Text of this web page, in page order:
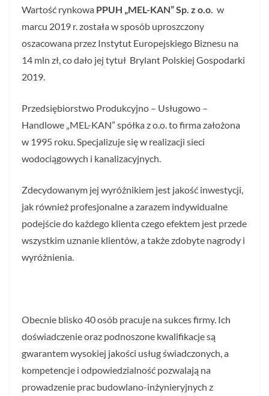
Wartość rynkowa PPUH „MEL-KAN” Sp. z o.o. w
marcu 2019 r. została w sposób uproszczony
oszacowana przez Instytut Europejskiego Biznesu na
14 mln zł, co dało jej tytuł Brylant Polskiej Gospodarki
2019.
Przedsiębiorstwo Produkcyjno – Usługowo –
Handlowe „MEL-KAN” spółka z o.o. to firma założona
w 1995 roku. Specjalizuje się w realizacji sieci
wodociągowych i kanalizacyjnych.
Zdecydowanym jej wyróżnikiem jest jakość inwestycji,
jak również profesjonalne a zarazem indywidualne
podejście do każdego klienta czego efektem jest przede
wszystkim uznanie klientów, a także zdobyte nagrody i
wyróżnienia.
Obecnie blisko 40 osób pracuje na sukces firmy. Ich
doświadczenie oraz podnoszone kwalifikacje są
gwarantem wysokiej jakości usług świadczonych, a
kompetencje i odpowiedzialność pozwalają na
prowadzenie prac budowlano-inżynieryjnych z